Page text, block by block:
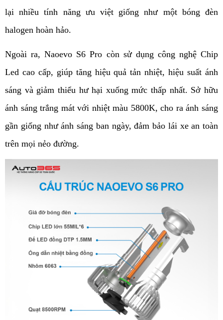
lại nhiều tính năng ưu việt giống như một bóng đèn
halogen hoàn hảo.
Ngoài ra, Naoevo S6 Pro còn sử dụng công nghệ Chip
Led cao cấp, giúp tăng hiệu quả tản nhiệt, hiệu suất ánh
sáng và giảm thiểu hư hại xuống mức thấp nhất. Sở hữu
ánh sáng trắng mát với nhiệt màu 5800K, cho ra ánh sáng
gần giống như ánh sáng ban ngày, đảm bảo lái xe an toàn
trên mọi nẻo đường.